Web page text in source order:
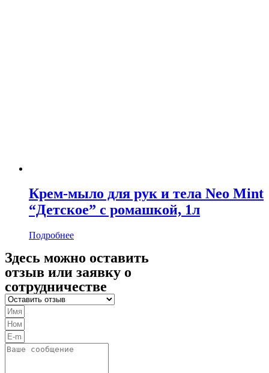
Крем-мыло для рук и тела Neo Mint
“Детское” с ромашкой, 1л
Подробнее
Здесь можно оставить
отзыв или заявку о
сотрудничестве